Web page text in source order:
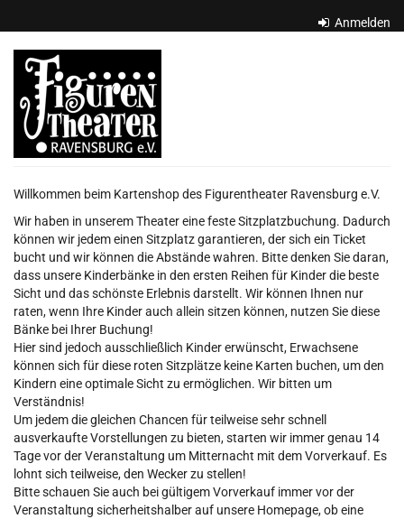
Haupt-
Inhalt
springen
Anmelden
Figurentheater
Ravensburg
e.V.
Willkommen beim Kartenshop des Figurentheater Ravensburg e.V.
Wir haben in unserem Theater eine feste Sitzplatzbuchung. Dadurch
können wir jedem einen Sitzplatz garantieren, der sich ein Ticket
bucht und wir können die Abstände wahren. Bitte denken Sie daran,
dass unsere Kinderbänke in den ersten Reihen für Kinder die beste
Sicht und das schönste Erlebnis darstellt. Wir können Ihnen nur
raten, wenn Ihre Kinder auch allein sitzen können, nutzen Sie diese
Bänke bei Ihrer Buchung!
Hier sind jedoch ausschließlich Kinder erwünscht, Erwachsene
können sich für diese roten Sitzplätze keine Karten buchen, um den
Kindern eine optimale Sicht zu ermöglichen. Wir bitten um
Verständnis!
Um jedem die gleichen Chancen für teilweise sehr schnell
ausverkaufte Vorstellungen zu bieten, starten wir immer genau 14
Tage vor der Veranstaltung um Mitternacht mit dem Vorverkauf. Es
lohnt sich teilweise, den Wecker zu stellen!
Bitte schauen Sie auch bei gültigem Vorverkauf immer vor der
Veranstaltung sicherheitshalber auf unsere Homepage, ob eine